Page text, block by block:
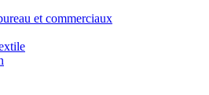
et commerciaux